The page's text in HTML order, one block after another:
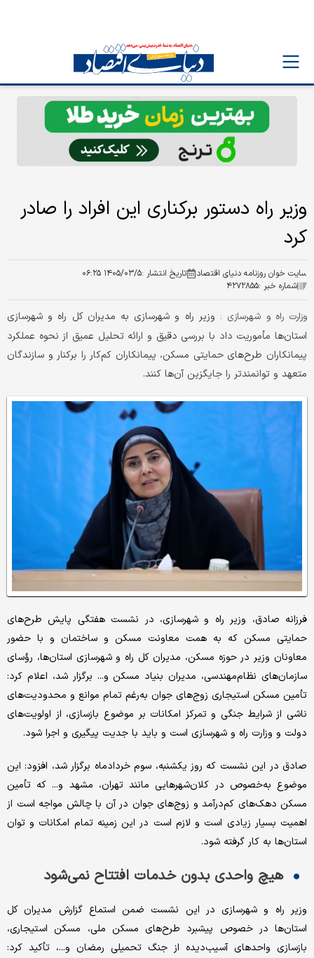
وزیر راه دستور برکناری این افراد را صادر
کرد
سایت خوان روزنامه دنیای اقتصاد تاریخ انتشار :۱۴۰۵/۰۳/۵ ۰۶:۲۵
شماره خبر :۴۲۷۲۸۵۵
وزارت راه و شهرسازی : وزیر راه و شهرسازی به مدیران کل راه و شهرسازی
استان‌ها مأموریت داد با بررسی دقیق و ارائه تحلیل عمیق از نحوه عملکرد
پیمانکاران طرح‌های حمایتی مسکن، پیمانکاران کم‌کار را برکنار و سازندگان
متعهد و توانمندتر را جایگزین آن‌ها کنند.
فرزانه صادق، وزیر راه و شهرسازی، در نشست هفتگی پایش طرح‌های
حمایتی مسکن که به همت معاونت مسکن و ساختمان و با حضور
معاونان وزیر در حوزه مسکن، مدیران کل راه و شهرسازی استان‌ها، رؤسای
سازمان‌های نظام‌مهندسی، مدیران بنیاد مسکن و... برگزار شد، اعلام کرد:
تأمین مسکن استیجاری زوج‌های جوان به‌رغم تمام موانع و محدودیت‌های
ناشی از شرایط جنگی و تمرکز امکانات بر موضوع بازسازی، از اولویت‌های
دولت و وزارت راه و شهرسازی است و باید با جدیت پیگیری و اجرا شود.
صادق در این نشست که روز یکشنبه، سوم خردادماه برگزار شد، افزود: این
موضوع به‌خصوص در کلان‌شهرهایی مانند تهران، مشهد و... که تأمین
مسکن دهک‌های کم‌درآمد و زوج‌های جوان در آن با چالش مواجه است از
اهمیت بسیار زیادی است و لازم است در این زمینه تمام امکانات و توان
استان‌ها به کار گرفته شود.
هیچ واحدی بدون خدمات افتتاح نمی‌شود
وزیر راه و شهرسازی در این نشست ضمن استماع گزارش مدیران کل
استان‌ها در خصوص پیشبرد طرح‌های مسکن ملی، مسکن استیجاری،
بازسازی واحدهای آسیب‌دیده از جنگ تحمیلی رمضان و...، تأکید کرد: